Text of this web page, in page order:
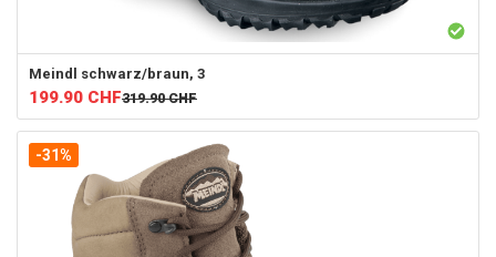
Meindl schwarz/braun, 3
199.90 CHF319.90 CHF
-31%